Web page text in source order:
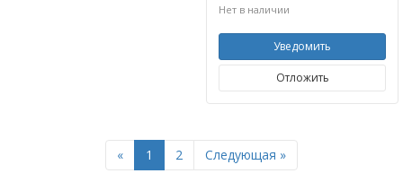
Нет в наличии
Уведомить
Отложить
«Previous
1 2 Следующая »Next